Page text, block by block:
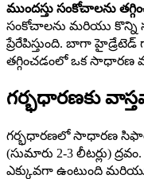
ముందస్తు సంకోచాలను
సంకోచాలను మరియు కొన్ని
ప్రేరేపిస్తుంది. బాగా
తగ్గించడంలో ఒక సాధారణ
గర్భధారణకు
గర్భధారణలో సాధారణ
(సుమారు 2-3 లీటర్లు)
ఎక్కువగా ఉంటుంది